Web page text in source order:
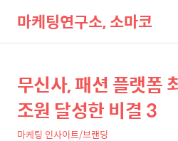
마케팅연구소, 소마코
상
세
컨
본
문
제
목
무신사, 패션 플랫폼
조원 달성한 비결 3
마케팅 인사이트/브랜딩